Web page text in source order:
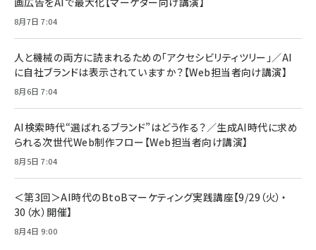
組織の成果を最大化する ルールのデザイン
￥1,980
Amazonランキングをもっと見る
全ワイヤレスイヤホン/アクティブノイズキャンセリ
技術基準適合】ブラック
￥5,990
ケーブル Anker絡まないケーブル 240W 結束バン
ド付き USB PD対応 シリコン素材採用 iPhone
17 / 16 / 15 / Galaxy iPad Pro MacBook
Pro/Air 各種対応 (1.8m ミッドナイトブラック)
￥1,890
サッポロ 生ビール 黒ラベル 350ml 缶 24本 ビー
ル ケース買い【6/30応募〆切! 黒ラベルビヤセラー
￥4,857
8月7日 7:04
人と機械の両方に読まれるための「アクセシビリティツリー」／AI
に自社ブランドは表示されていますか？【Web担当者向け講演】
8月6日 7:04
AI検索時代“選ばれるブランド”はどう作る？／生成AI時代に求め
られる次世代Web制作フロー【Web担当者向け講演】
8月5日 7:04
＜第3回＞AI時代のBtoBマーケティング実践講座【9/29（火）・
30（水）開催】
8月4日 9:00